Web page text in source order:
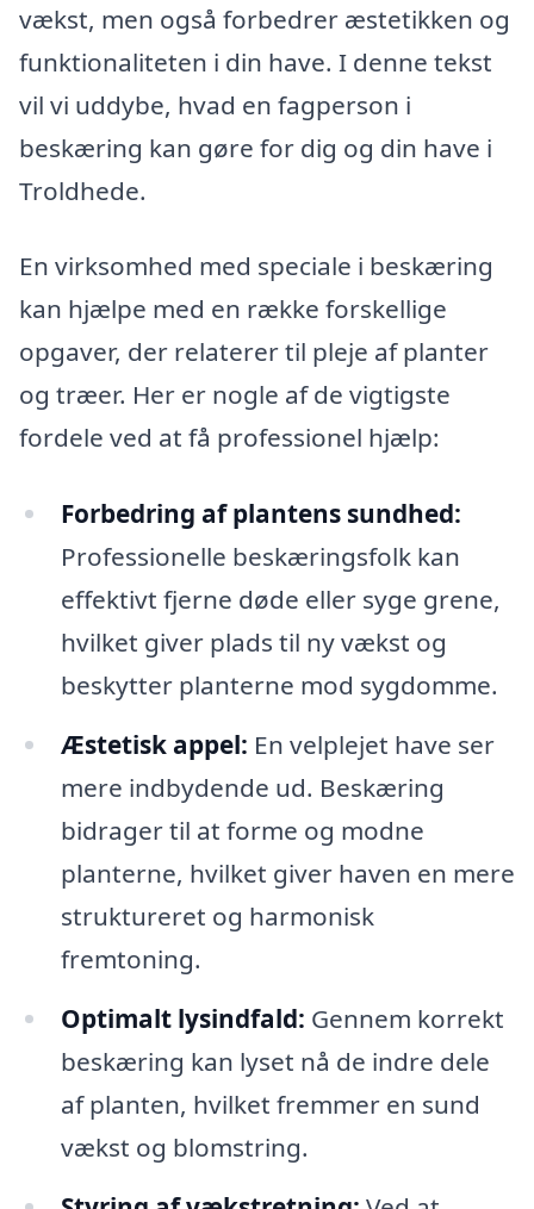
vækst, men også forbedrer æstetikken og
funktionaliteten i din have. I denne tekst
vil vi uddybe, hvad en fagperson i
beskæring kan gøre for dig og din have i
Troldhede.
En virksomhed med speciale i beskæring
kan hjælpe med en række forskellige
opgaver, der relaterer til pleje af planter
og træer. Her er nogle af de vigtigste
fordele ved at få professionel hjælp:
Forbedring af plantens sundhed:
Professionelle beskæringsfolk kan
effektivt fjerne døde eller syge grene,
hvilket giver plads til ny vækst og
beskytter planterne mod sygdomme.
Æstetisk appel: En velplejet have ser
mere indbydende ud. Beskæring
bidrager til at forme og modne
planterne, hvilket giver haven en mere
struktureret og harmonisk
fremtoning.
Optimalt lysindfald: Gennem korrekt
beskæring kan lyset nå de indre dele
af planten, hvilket fremmer en sund
vækst og blomstring.